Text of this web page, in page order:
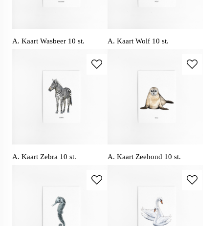
A. Kaart Wasbeer 10 st. A. Kaart Wolf 10 st.
A. Kaart Zebra 10 st. A. Kaart Zeehond 10 st.